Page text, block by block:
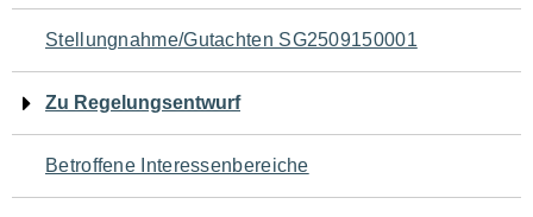
Navigation
für
den
Seiteninhalt
Stellungnahme/Gutachten SG2509150001
Zu Regelungsentwurf
Betroffene Interessenbereiche